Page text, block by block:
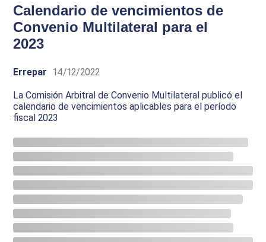
Calendario de vencimientos de
Convenio Multilateral para el
2023
Errepar 14/12/2022
La Comisión Arbitral de Convenio Multilateral publicó el
calendario de vencimientos aplicables para el período
fiscal 2023